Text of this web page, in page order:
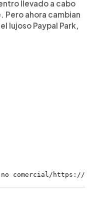
llevado a cabo
Pero ahora cambian
lujoso Paypal Park,
comercial/https://